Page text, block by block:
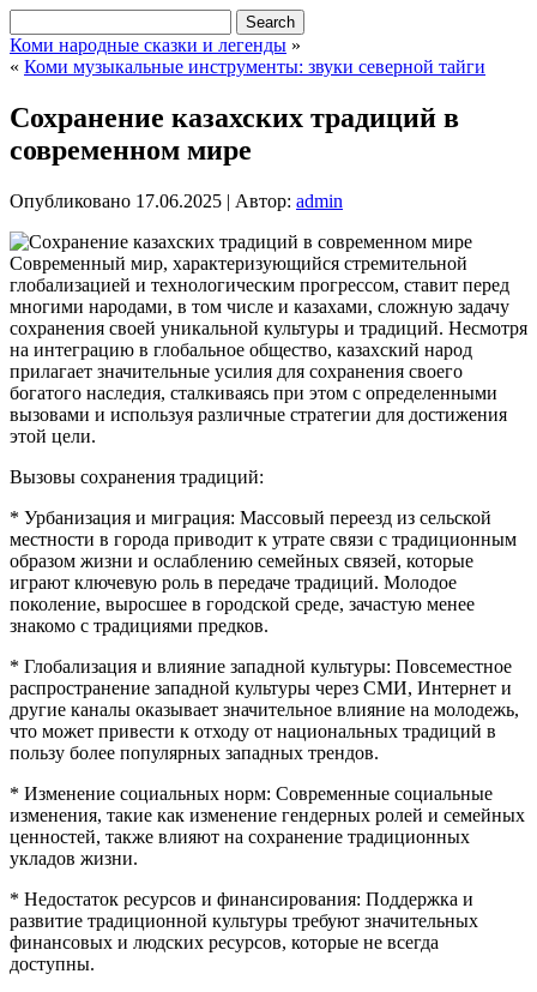
Коми народные сказки и легенды »
« Коми музыкальные инструменты: звуки северной тайги
Сохранение казахских традиций в
современном мире
Опубликовано 17.06.2025 | Автор: admin
Современный мир, характеризующийся стремительной
глобализацией и технологическим прогрессом, ставит перед
многими народами, в том числе и казахами, сложную задачу
сохранения своей уникальной культуры и традиций. Несмотря
на интеграцию в глобальное общество, казахский народ
прилагает значительные усилия для сохранения своего
богатого наследия, сталкиваясь при этом с определенными
вызовами и используя различные стратегии для достижения
этой цели.
Вызовы сохранения традиций:
* Урбанизация и миграция: Массовый переезд из сельской
местности в города приводит к утрате связи с традиционным
образом жизни и ослаблению семейных связей, которые
играют ключевую роль в передаче традиций. Молодое
поколение, выросшее в городской среде, зачастую менее
знакомо с традициями предков.
* Глобализация и влияние западной культуры: Повсеместное
распространение западной культуры через СМИ, Интернет и
другие каналы оказывает значительное влияние на молодежь,
что может привести к отходу от национальных традиций в
пользу более популярных западных трендов.
* Изменение социальных норм: Современные социальные
изменения, такие как изменение гендерных ролей и семейных
ценностей, также влияют на сохранение традиционных
укладов жизни.
* Недостаток ресурсов и финансирования: Поддержка и
развитие традиционной культуры требуют значительных
финансовых и людских ресурсов, которые не всегда
доступны.